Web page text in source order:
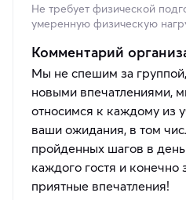
Не требует физической
умеренную физическую
Комментарий
Мы не спешим за
новыми впечатлениями,
относимся к каждому из
ваши ожидания, в том
пройденных шагов в
каждого гостя и конечно
приятные впечатления!